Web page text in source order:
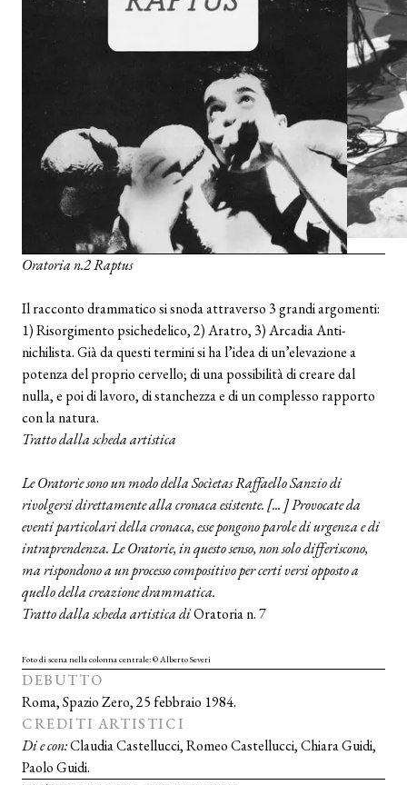
Oratoria n.2 Raptus
Il racconto drammatico si snoda attraverso 3 grandi argomenti:
1) Risorgimento psichedelico, 2) Aratro, 3) Arcadia Anti-
nichilista. Già da questi termini si ha l’idea di un’elevazione a
potenza del proprio cervello; di una possibilità di creare dal
nulla, e poi di lavoro, di stanchezza e di un complesso rapporto
con la natura.
Tratto dalla scheda artistica
Le Oratorie sono un modo della Socìetas Raffaello Sanzio di
rivolgersi direttamente alla cronaca esistente. [... ] Provocate da
eventi particolari della cronaca, esse pongono parole di urgenza e di
intraprendenza. Le Oratorie, in questo senso, non solo differiscono,
ma rispondono a un processo compositivo per certi versi opposto a
quello della creazione drammatica.
Tratto dalla scheda artistica diOratoria n. 7
Foto di scena nella colonna centrale: © Alberto Severi
DEBUTTO
Roma, Spazio Zero, 25 febbraio 1984.
CREDITI ARTISTICI
Di e con:Claudia Castellucci, Romeo Castellucci, Chiara Guidi,
Paolo Guidi.